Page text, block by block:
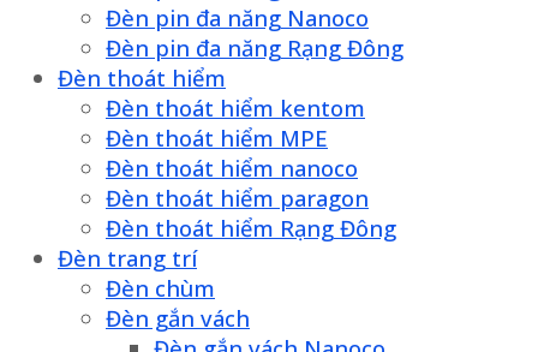
Đèn pin đa năng Nanoco
Đèn pin đa năng Rạng Đông
Đèn thoát hiểm
Đèn thoát hiểm kentom
Đèn thoát hiểm MPE
Đèn thoát hiểm nanoco
Đèn thoát hiểm paragon
Đèn thoát hiểm Rạng Đông
Đèn trang trí
Đèn chùm
Đèn gắn vách